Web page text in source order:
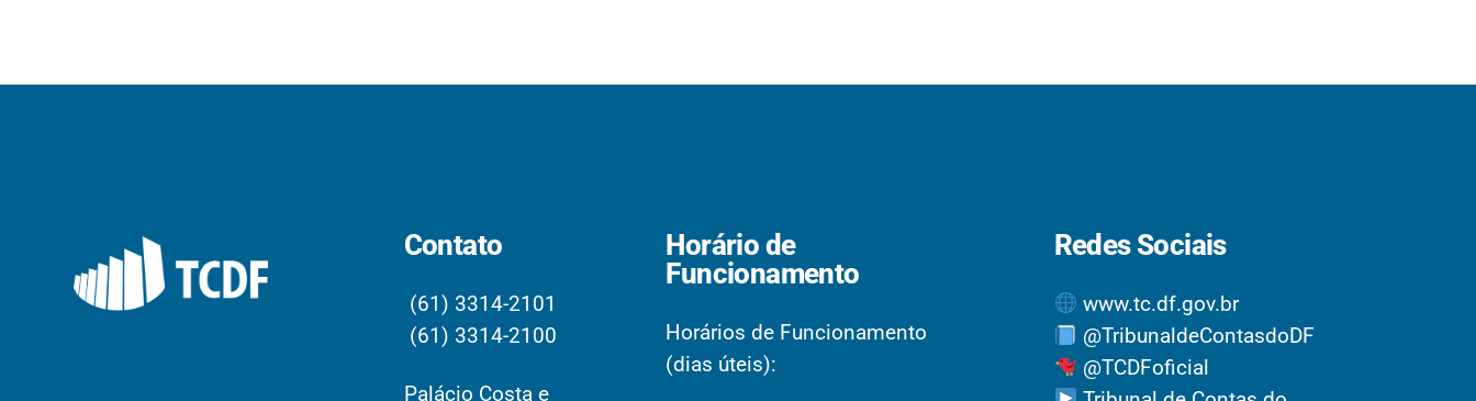
Contato
(61) 3314-2101
(61) 3314-2100
Palácio Costa e
Horário de
Funcionamento
Horários de Funcionamento
(dias úteis):
Redes Sociais
www.tc.df.gov.br
@TribunaldeContasdoDF
@TCDFoficial